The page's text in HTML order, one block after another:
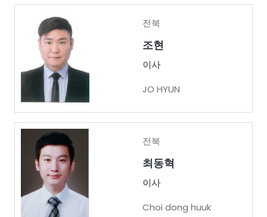
전북
조현
이사
JO HYUN
전북
최동혁
이사
Choi dong huuk